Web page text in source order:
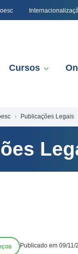
Cursos
Publicações Legais
Publicado em 09/11/